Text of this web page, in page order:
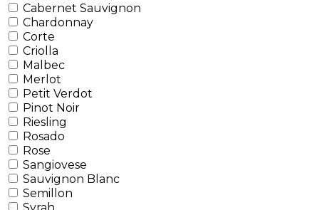
Cabernet Sauvignon
Chardonnay
Corte
Criolla
Malbec
Merlot
Petit Verdot
Pinot Noir
Riesling
Rosado
Rose
Sangiovese
Sauvignon Blanc
Semillon